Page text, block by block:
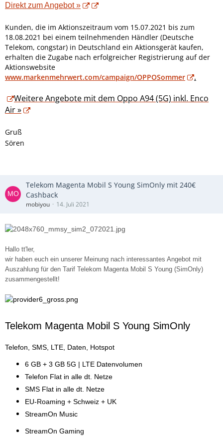
Direkt zum Angebot »
Kunden, die im Aktionszeitraum vom 15.07.2021 bis zum
18.08.2021 bei einem teilnehmenden Händler (Deutsche
Telekom, congstar) in Deutschland ein Aktionsgerät kaufen,
erhalten die Zugabe nach erfolgreicher Registrierung auf der
Aktionswebsite
www.markenmehrwert.com/campaign/OPPOSommer
.
Weitere Angebote mit dem Oppo A94 (5G) inkl. Enco
Air »
Gruß
Sören
Telekom Magenta Mobil S Young SimOnly mit 240€
Cashback
mobiyou 14. Juli 2021
Hallo tt'ler,
wir haben euch ein unserer Meinung nach interessantes Angebot mit
Auszahlung für den Tarif Telekom Magenta Mobil S Young (SimOnly)
zusammengestellt!
Telekom Magenta Mobil S Young SimOnly
Telefon, SMS, LTE, Daten, Hotspot
6 GB + 3 GB 5G | LTE Datenvolumen
Telefon Flat in alle dt. Netze
SMS Flat in alle dt. Netze
EU-Roaming + Schweiz + UK
StreamOn Music
StreamOn Gaming